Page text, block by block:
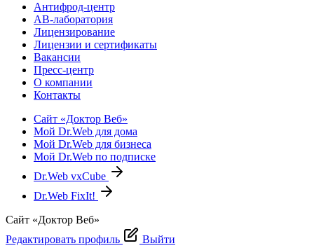
Антифрод-центр
АВ-лаборатория
Лицензирование
Лицензии и сертификаты
Вакансии
Пресс-центр
О компании
Контакты
Сайт «Доктор Веб»
Мой Dr.Web для дома
Мой Dr.Web для бизнеса
Мой Dr.Web по подписке
Dr.Web vxCube
Dr.Web FixIt!
Сайт «Доктор Веб»
Редактировать профиль
Выйти